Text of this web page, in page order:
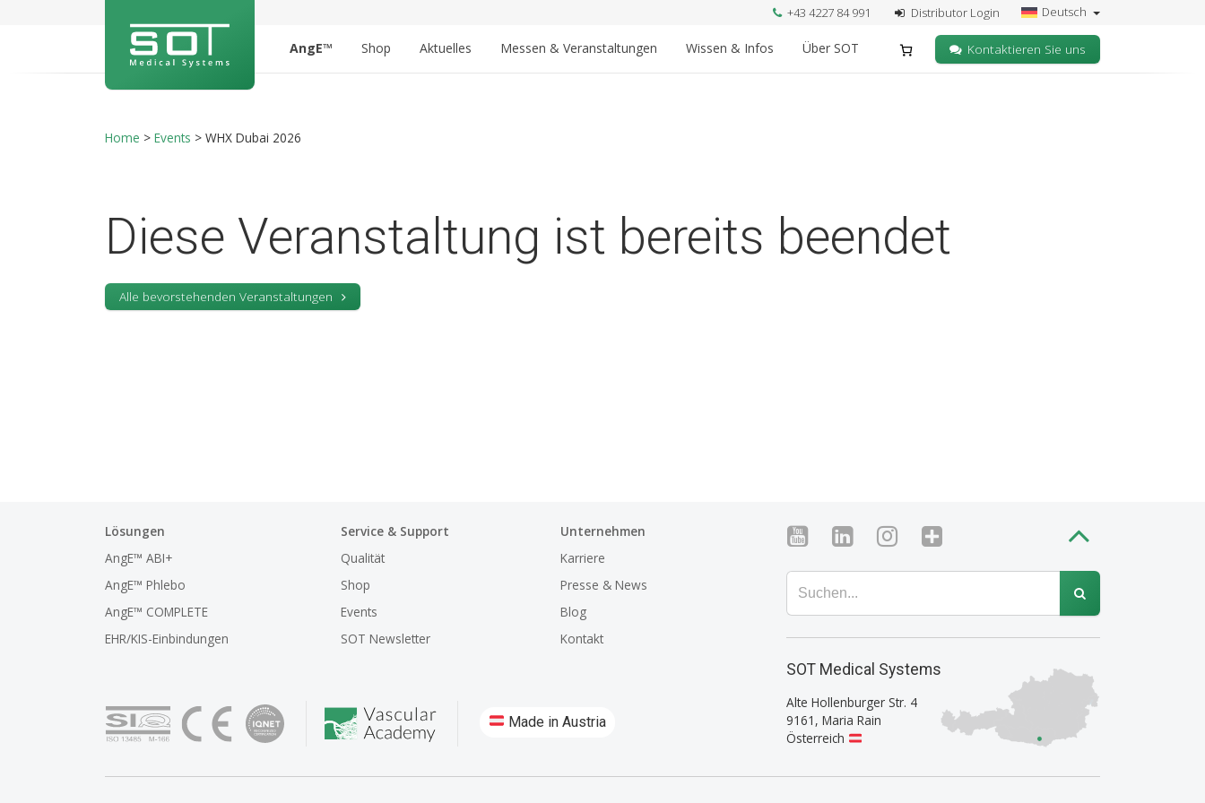
+43 4227 84 991 Distributor Login Deutsch
AngE™ Shop Aktuelles Messen & Veranstaltungen Wissen & Infos Über SOT Kontaktieren Sie uns
Home > Events > WHX Dubai 2026
Diese Veranstaltung ist bereits beendet
Alle bevorstehenden Veranstaltungen
Lösungen
AngE™ ABI+
AngE™ Phlebo
AngE™ COMPLETE
EHR/KIS-Einbindungen
Service & Support
Qualität
Shop
Events
SOT Newsletter
Unternehmen
Karriere
Presse & News
Blog
Kontakt
Made in Austria
SOT Medical Systems
Alte Hollenburger Str. 4
9161 , Maria Rain
Österreich